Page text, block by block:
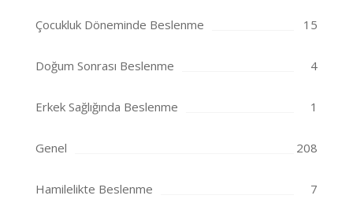
Çocukluk Döneminde Beslenme 15
Doğum Sonrası Beslenme 4
Erkek Sağlığında Beslenme 1
Genel 208
Hamilelikte Beslenme 7